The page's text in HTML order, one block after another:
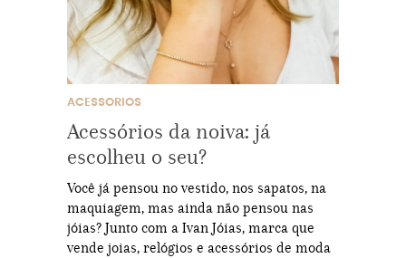
ACESSORIOS
Acessórios da noiva: já
escolheu o seu?
Você já pensou no vestido, nos sapatos, na
maquiagem, mas ainda não pensou nas
jóias? Junto com a Ivan Jóias, marca que
vende joias, relógios e acessórios de moda